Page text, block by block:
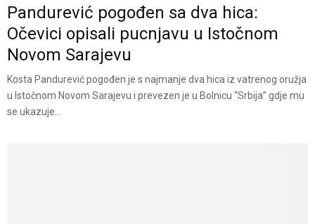
Pandurević pogođen sa dva hica:
Očevici opisali pucnjavu u Istočnom
Novom Sarajevu
Kosta Pandurević pogođen je s najmanje dva hica iz vatrenog oružja
u Istočnom Novom Sarajevu i prevezen je u Bolnicu “Srbija” gdje mu
se ukazuje...